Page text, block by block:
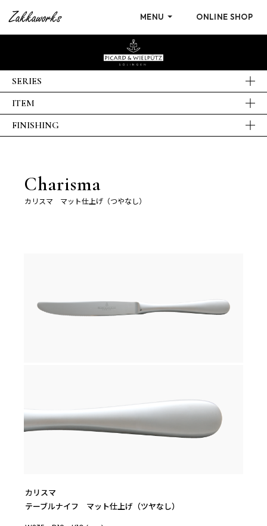
MENU ONLINE SHOP
SERIES
ITEM
FINISHING
Charisma
カリスマ マット仕上げ（つやなし）
カリスマ
テーブルナイフ マット仕上げ（ツヤなし）